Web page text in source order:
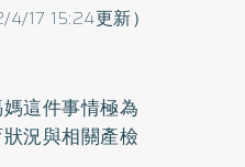
17 15:24更新）
這件事情極為
況與相關產檢